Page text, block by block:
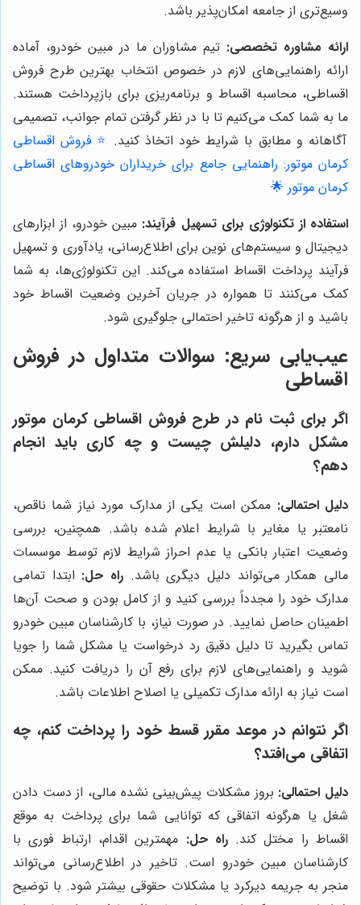
وسیع‌تری از جامعه امکان‌پذیر باشد.
ارائه مشاوره تخصصی: تیم مشاوران ما در مبین خودرو، آماده
ارائه راهنمایی‌های لازم در خصوص انتخاب بهترین طرح فروش
اقساطی، محاسبه اقساط و برنامه‌ریزی برای بازپرداخت هستند.
ما به شما کمک می‌کنیم تا با در نظر گرفتن تمام جوانب، تصمیمی
آگاهانه و مطابق با شرایط خود اتخاذ کنید. ⭐️ فروش اقساطی
کرمان موتور: راهنمایی جامع برای خریداران خودروهای اقساطی
کرمان موتور 🌟
استفاده از تکنولوژی برای تسهیل فرآیند: مبین خودرو، از ابزارهای
دیجیتال و سیستم‌های نوین برای اطلاع‌رسانی، یادآوری و تسهیل
فرآیند پرداخت اقساط استفاده می‌کند. این تکنولوژی‌ها، به شما
کمک می‌کنند تا همواره در جریان آخرین وضعیت اقساط خود
باشید و از هرگونه تاخیر احتمالی جلوگیری شود.
عیب‌یابی سریع: سوالات متداول در فروش
اقساطی
اگر برای ثبت نام در طرح فروش اقساطی کرمان موتور
مشکل دارم، دلیلش چیست و چه کاری باید انجام
دهم؟
دلیل احتمالی: ممکن است یکی از مدارک مورد نیاز شما ناقص،
نامعتبر یا مغایر با شرایط اعلام شده باشد. همچنین، بررسی
وضعیت اعتبار بانکی یا عدم احراز شرایط لازم توسط موسسات
مالی همکار می‌تواند دلیل دیگری باشد. راه حل: ابتدا تمامی
مدارک خود را مجدداً بررسی کنید و از کامل بودن و صحت آن‌ها
اطمینان حاصل نمایید. در صورت نیاز، با کارشناسان مبین خودرو
تماس بگیرید تا دلیل دقیق رد درخواست یا مشکل شما را جویا
شوید و راهنمایی‌های لازم برای رفع آن را دریافت کنید. ممکن
است نیاز به ارائه مدارک تکمیلی یا اصلاح اطلاعات باشد.
اگر نتوانم در موعد مقرر قسط خود را پرداخت کنم، چه
اتفاقی می‌افتد؟
دلیل احتمالی: بروز مشکلات پیش‌بینی نشده مالی، از دست دادن
شغل یا هرگونه اتفاقی که توانایی شما برای پرداخت به موقع
اقساط را مختل کند.راه حل: مهمترین اقدام، ارتباط فوری با
کارشناسان مبین خودرو است. تاخیر در اطلاع‌رسانی می‌تواند
منجر به جریمه دیرکرد یا مشکلات حقوقی بیشتر شود. با توضیح